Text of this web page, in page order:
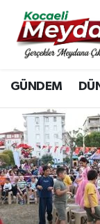
GÜNDEM
Nöbetçi
Hava
Trafik
Süper Lig
Tüm